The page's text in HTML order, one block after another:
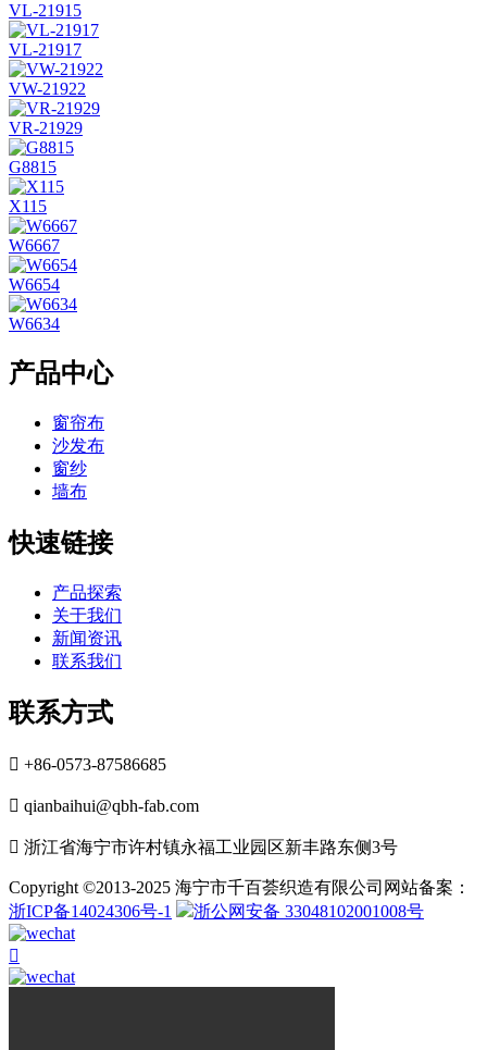
VL-21915
VL-21917
VW-21922
VR-21929
G8815
X115
W6667
W6654
W6634
产品中心
窗帘布
沙发布
窗纱
墙布
快速链接
产品探索
关于我们
新闻资讯
联系我们
联系方式
 +86-0573-87586685
 qianbaihui@qbh-fab.com
 浙江省海宁市许村镇永福工业园区新丰路东侧3号
Copyright ©2013-2025 海宁市千百荟织造有限公司网站备案：
浙ICP备14024306号-1
浙公网安备 33048102001008号
